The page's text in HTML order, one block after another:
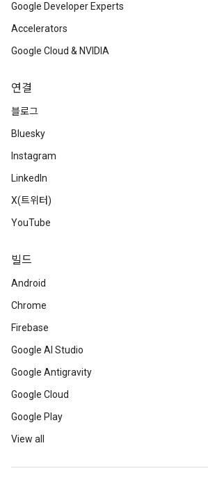
Google Developer Experts
Accelerators
Google Cloud & NVIDIA
연결
블로그
Bluesky
Instagram
LinkedIn
X(트위터)
YouTube
빌드
Android
Chrome
Firebase
Google AI Studio
Google Antigravity
Google Cloud
Google Play
View all